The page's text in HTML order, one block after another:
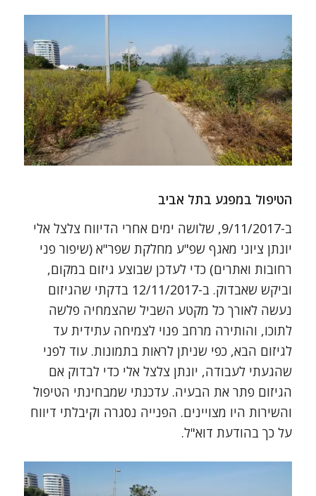
הטיפול במפגע בתל אביב
ב-9/11/2017, שלושה ימים אחרי הדיווח צלצל אלי
יונתן ציוני מאגף שפ"ע מחלקת שפר"א (שיפור פני
רחובות ואתרים) כדי לעדכן שבוצע גיזום במקום,
וביקש שאבדוק. ב-12/11/2017 בדקתי שהגיזום
נעשה לאורך כל מקטע השביל שהצמחיה פלשה
לתוכו, והותירה מרחב פנוי לצמיחה עתידית עד
לגיזום הבא, כפי שניתן לראות בתמונות. עוד לפני
שהגעתי לעבודה, יונתן צלצל אלי כדי לבדוק אם
הגיזום פתר את הבעיה. עדכנתי שמבחינתי הטיפול
והשירות היו מצויינים. הפנייה נסגרה וקיבלתי דיווח
על כך בהודעת דוא"ל.